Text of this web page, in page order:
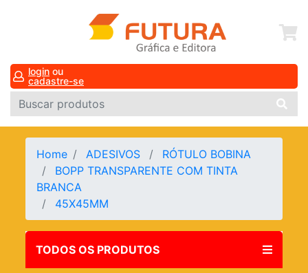
login ou
cadastre-se
Home ADESIVOS
RÓTULO BOBINA
BOPP TRANSPARENTE COM TINTA
BRANCA
45X45MM
TODOS OS PRODUTOS